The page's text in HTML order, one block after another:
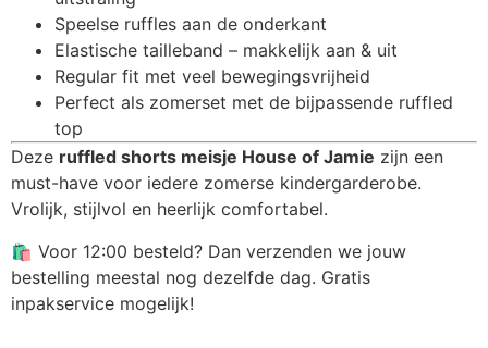
Speelse ruffles aan de onderkant
Elastische tailleband – makkelijk aan & uit
Regular fit met veel bewegingsvrijheid
Perfect als zomerset met de bijpassende ruffled
top
Deze ruffled shorts meisje House of Jamie zijn een
must-have voor iedere zomerse kindergarderobe.
Vrolijk, stijlvol en heerlijk comfortabel.
🛍️ Voor 12:00 besteld? Dan verzenden we jouw
bestelling meestal nog dezelfde dag. Gratis
inpakservice mogelijk!